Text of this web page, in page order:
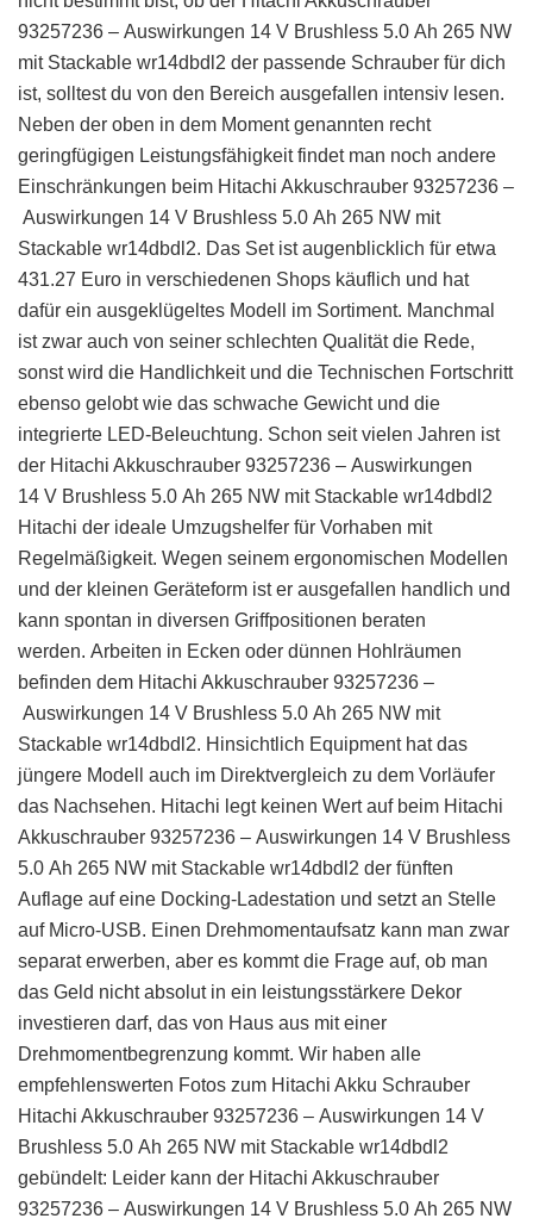
93257236 – Auswirkungen 14 V Brushless 5.0 Ah 265 NW
mit Stackable wr14dbdl2 der passende Schrauber für dich
ist, solltest du von den Bereich ausgefallen intensiv lesen.
Neben der oben in dem Moment genannten recht
geringfügigen Leistungsfähigkeit findet man noch andere
Einschränkungen beim Hitachi Akkuschrauber 93257236 –
Auswirkungen 14 V Brushless 5.0 Ah 265 NW mit
Stackable wr14dbdl2. Das Set ist augenblicklich für etwa
431.27 Euro in verschiedenen Shops käuflich und hat
dafür ein ausgeklügeltes Modell im Sortiment. Manchmal
ist zwar auch von seiner schlechten Qualität die Rede,
sonst wird die Handlichkeit und die Technischen Fortschritt
ebenso gelobt wie das schwache Gewicht und die
integrierte LED-Beleuchtung. Schon seit vielen Jahren ist
der Hitachi Akkuschrauber 93257236 – Auswirkungen
14 V Brushless 5.0 Ah 265 NW mit Stackable wr14dbdl2
Hitachi der ideale Umzugshelfer für Vorhaben mit
Regelmäßigkeit. Wegen seinem ergonomischen Modellen
und der kleinen Geräteform ist er ausgefallen handlich und
kann spontan in diversen Griffpositionen beraten
werden. Arbeiten in Ecken oder dünnen Hohlräumen
befinden dem Hitachi Akkuschrauber 93257236 –
Auswirkungen 14 V Brushless 5.0 Ah 265 NW mit
Stackable wr14dbdl2. Hinsichtlich Equipment hat das
jüngere Modell auch im Direktvergleich zu dem Vorläufer
das Nachsehen. Hitachi legt keinen Wert auf beim Hitachi
Akkuschrauber 93257236 – Auswirkungen 14 V Brushless
5.0 Ah 265 NW mit Stackable wr14dbdl2 der fünften
Auflage auf eine Docking-Ladestation und setzt an Stelle
auf Micro-USB. Einen Drehmomentaufsatz kann man zwar
separat erwerben, aber es kommt die Frage auf, ob man
das Geld nicht absolut in ein leistungsstärkere Dekor
investieren darf, das von Haus aus mit einer
Drehmomentbegrenzung kommt. Wir haben alle
empfehlenswerten Fotos zum Hitachi Akku Schrauber
Hitachi Akkuschrauber 93257236 – Auswirkungen 14 V
Brushless 5.0 Ah 265 NW mit Stackable wr14dbdl2
gebündelt: Leider kann der Hitachi Akkuschrauber
93257236 – Auswirkungen 14 V Brushless 5.0 Ah 265 NW